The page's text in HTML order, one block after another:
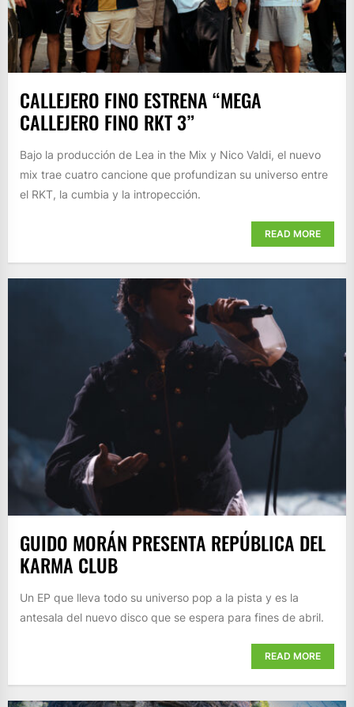
CALLEJERO FINO ESTRENA “MEGA
CALLEJERO FINO RKT 3”
Bajo la producción de Lea in the Mix y Nico Valdi, el nuevo
mix trae cuatro cancione que profundizan su universo entre
el RKT, la cumbia y la intropección.
READ MORE
GUIDO MORÁN PRESENTA REPÚBLICA DEL
KARMA CLUB
Un EP que lleva todo su universo pop a la pista y es la
antesala del nuevo disco que se espera para fines de abril.
READ MORE